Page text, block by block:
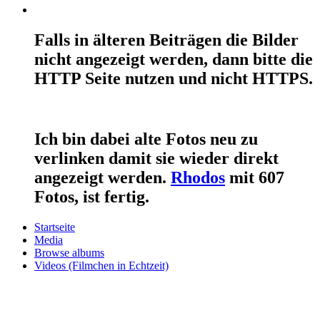
Falls in älteren Beiträgen die Bilder
nicht angezeigt werden, dann bitte die
HTTP Seite nutzen und nicht HTTPS.
Ich bin dabei alte Fotos neu zu
verlinken damit sie wieder direkt
angezeigt werden. Rhodos mit 607
Fotos, ist fertig.
Startseite
Media
Browse albums
Videos (Filmchen in Echtzeit)